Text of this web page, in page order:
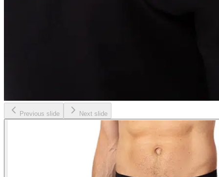
Previous slide Next slide